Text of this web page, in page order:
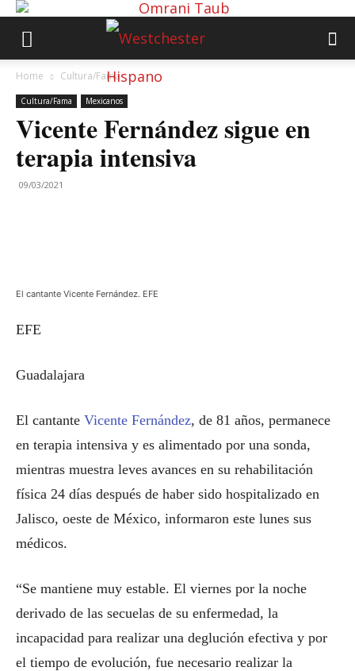
Home Cultura/Fama
Cultura/Fama Mexicanos
Vicente Fernández sigue en
terapia intensiva
09/03/2021
El cantante Vicente Fernández. EFE
EFE
Guadalajara
El cantante Vicente Fernández, de 81 años, permanece
en terapia intensiva y es alimentado por una sonda,
mientras muestra leves avances en su rehabilitación
física 24 días después de haber sido hospitalizado en
Jalisco, oeste de México, informaron este lunes sus
médicos.
“Se mantiene muy estable. El viernes por la noche
derivado de las secuelas de su enfermedad, la
incapacidad para realizar una deglución efectiva y por
el tiempo de evolución, fue necesario realizar la